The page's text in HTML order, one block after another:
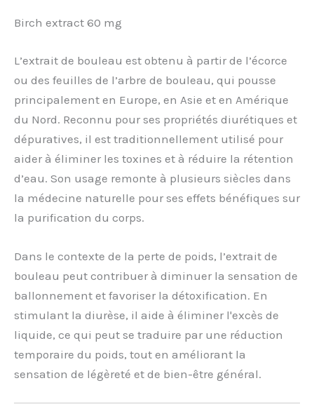
Birch extract 60 mg
L’extrait de bouleau est obtenu à partir de l’écorce
ou des feuilles de l’arbre de bouleau, qui pousse
principalement en Europe, en Asie et en Amérique
du Nord. Reconnu pour ses propriétés diurétiques et
dépuratives, il est traditionnellement utilisé pour
aider à éliminer les toxines et à réduire la rétention
d’eau. Son usage remonte à plusieurs siècles dans
la médecine naturelle pour ses effets bénéfiques sur
la purification du corps.
Dans le contexte de la perte de poids, l’extrait de
bouleau peut contribuer à diminuer la sensation de
ballonnement et favoriser la détoxification. En
stimulant la diurèse, il aide à éliminer l'excès de
liquide, ce qui peut se traduire par une réduction
temporaire du poids, tout en améliorant la
sensation de légèreté et de bien-être général.